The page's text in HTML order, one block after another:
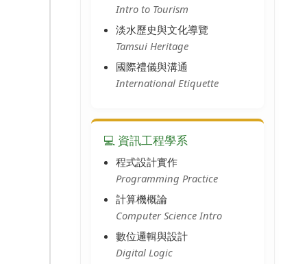
Intro to Tourism
淡水歷史與文化導覽
Tamsui Heritage
國際禮儀與溝通
International Etiquette
💻 資訊工程學系
程式設計實作
Programming Practice
計算機概論
Computer Science Intro
數位邏輯與設計
Digital Logic